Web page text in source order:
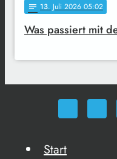
notes 13. Juli 2026 05:02
Was passiert mit
Start